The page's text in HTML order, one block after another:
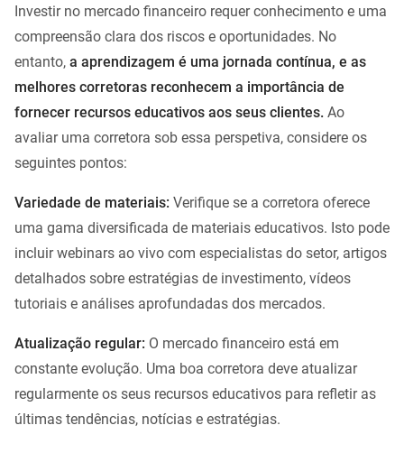
Investir no mercado financeiro requer conhecimento e uma
compreensão clara dos riscos e oportunidades. No
entanto, a aprendizagem é uma jornada contínua, e as
melhores corretoras reconhecem a importância de
fornecer recursos educativos aos seus clientes. Ao
avaliar uma corretora sob essa perspetiva, considere os
seguintes pontos:
Variedade de materiais: Verifique se a corretora oferece
uma gama diversificada de materiais educativos. Isto pode
incluir webinars ao vivo com especialistas do setor, artigos
detalhados sobre estratégias de investimento, vídeos
tutoriais e análises aprofundadas dos mercados.
Atualização regular: O mercado financeiro está em
constante evolução. Uma boa corretora deve atualizar
regularmente os seus recursos educativos para refletir as
últimas tendências, notícias e estratégias.